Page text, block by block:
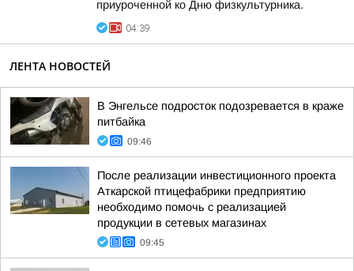
приуроченной ко Дню физкультурника.
04:39
ЛЕНТА НОВОСТЕЙ
В Энгельсе подросток подозревается в краже
питбайка
09:46
После реализации инвестиционного проекта
Аткарской птицефабрики предприятию
необходимо помочь с реализацией
продукции в сетевых магазинах
09:45